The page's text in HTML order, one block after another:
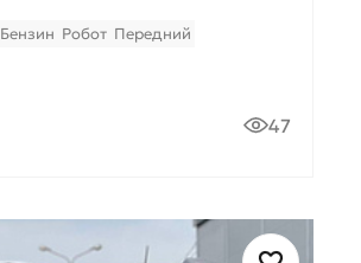
Бензин Робот Передний
47